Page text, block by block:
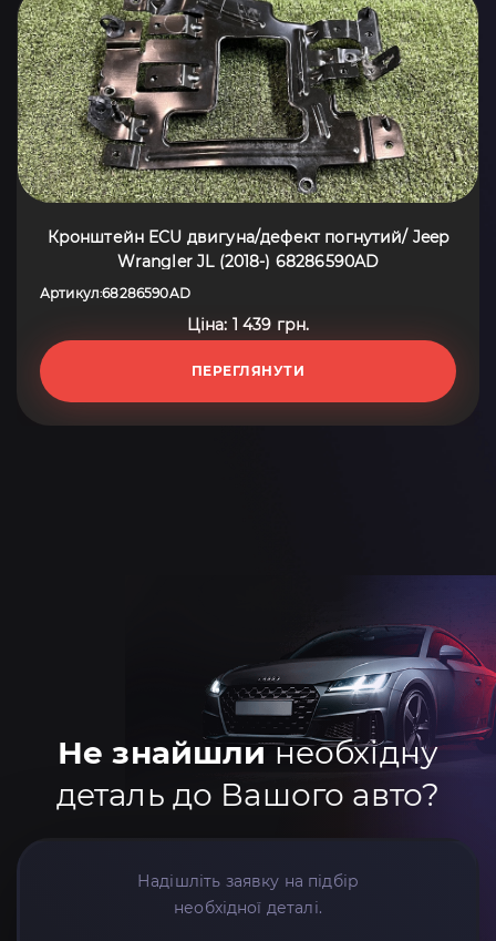
Кронштейн ECU двигуна/дефект погнутий/ Jeep
Wrangler JL (2018-) 68286590AD
Артикул:68286590AD
Ціна: 1 439 грн.
ПЕРЕГЛЯНУТИ
Не знайшлинеобхідну
деталь до Вашого авто?
Надішліть заявку на підбір
необхідної деталі.